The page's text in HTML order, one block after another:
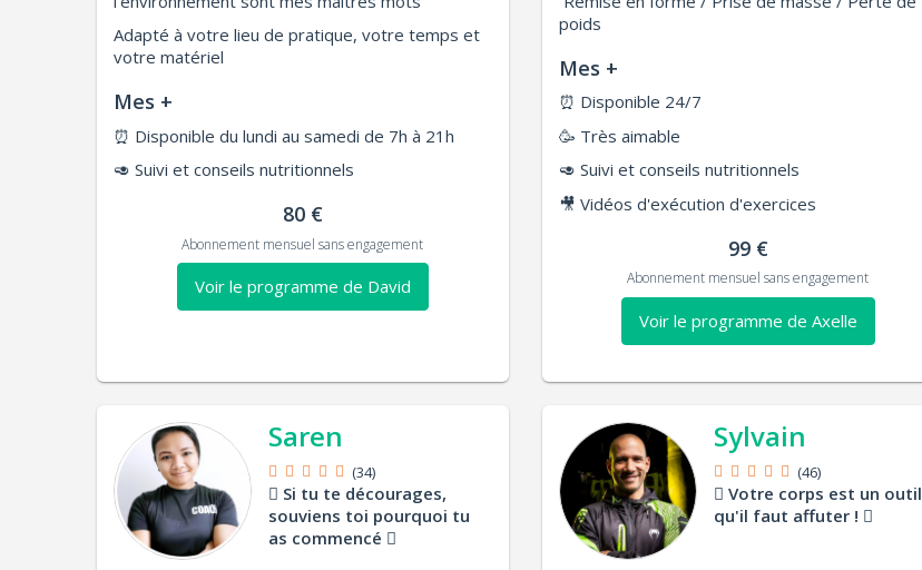
Adapté à votre lieu de pratique, votre temps et
votre matériel
Mes +
⏰ Disponible du lundi au samedi de 7h à 21h
🥑 Suivi et conseils nutritionnels
80 €
Abonnement mensuel sans engagement
Voir le programme de David
poids
Mes +
⏰ Disponible 24/7
🥳 Très aimable
🥑 Suivi et conseils nutritionnels
🎥 Vidéos d'exécution d'exercices
99 €
Abonnement mensuel sans engagement
Voir le programme de Axelle
Saren
(34)
Si tu te décourages,
souviens toi pourquoi tu
as commencé
Sylvain
(46)
Votre corps est un outil
qu'il faut affuter !